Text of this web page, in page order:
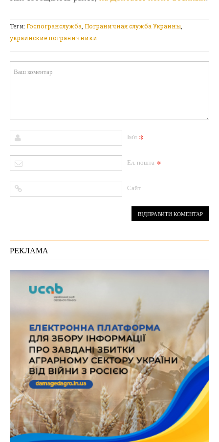
Теги:Госпогранслужба Пограничная служба Украины
украинские пограничники
Ім'я *
Ел. пошта *
Сайт
РЕКЛАМА